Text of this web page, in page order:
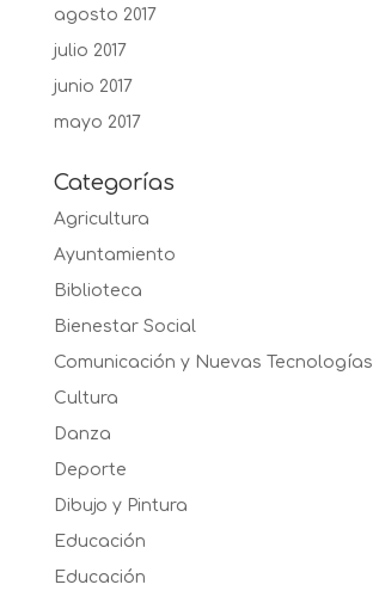
agosto 2017
julio 2017
junio 2017
mayo 2017
Categorías
Agricultura
Ayuntamiento
Biblioteca
Bienestar Social
Comunicación y Nuevas Tecnologías
Cultura
Danza
Deporte
Dibujo y Pintura
Educación
Educación